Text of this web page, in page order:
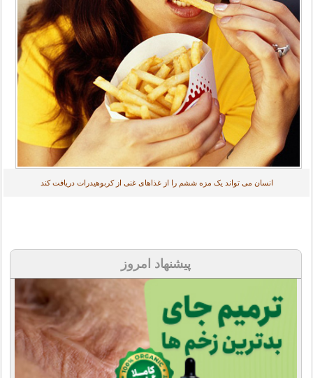
انسان می تواند یک مزه ششم را از غذاهای غنی از کربوهیدرات دریافت کند
پیشنهاد امروز